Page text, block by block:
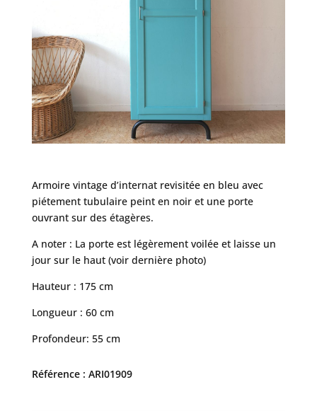
Armoire vintage d’internat revisitée en bleu avec
piétement tubulaire peint en noir et une porte
ouvrant sur des étagères.
A noter : La porte est légèrement voilée et laisse un
jour sur le haut (voir dernière photo)
Hauteur : 175 cm
Longueur : 60 cm
Profondeur: 55 cm
Référence : ARI01909